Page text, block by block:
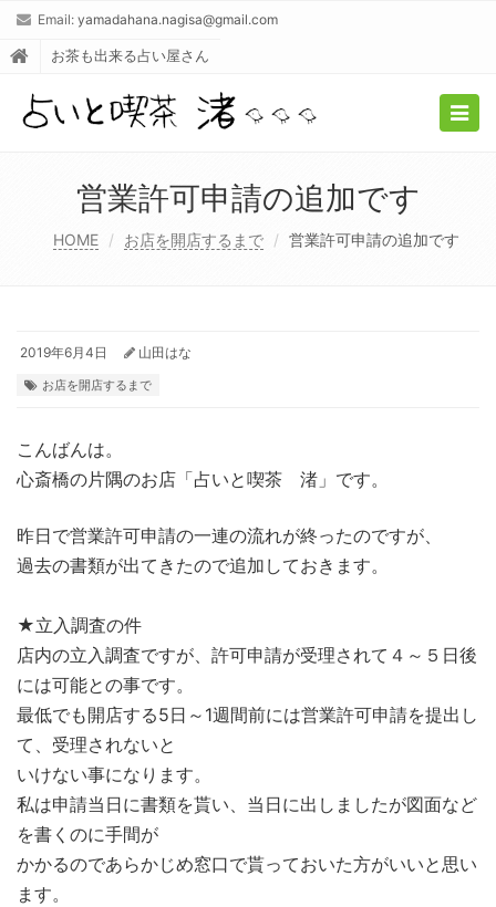
Email: yamadahana.nagisa@gmail.com
お茶も出来る占い屋さん
営業許可申請の追加です
HOME お店を開店するまで 営業許可申請の追加です
2019年6月4日 山田はな
お店を開店するまで
こんばんは。
心斎橋の片隅のお店「占いと喫茶 渚」です。
昨日で営業許可申請の一連の流れが終ったのですが、
過去の書類が出てきたので追加しておきます。
★立入調査の件
店内の立入調査ですが、許可申請が受理されて４～５日後
には可能との事です。
最低でも開店する5日～1週間前には営業許可申請を提出し
て、受理されないと
いけない事になります。
私は申請当日に書類を貰い、当日に出しましたが図面など
を書くのに手間が
かかるのであらかじめ窓口で貰っておいた方がいいと思い
ます。